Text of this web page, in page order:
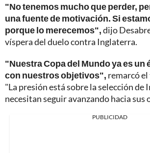
"No tenemos mucho que perder,
una fuente de motivación. Si
porque lo merecemos",dijo
víspera del duelo contra Inglaterra.
"Nuestra Copa del Mundo ya es un
con nuestros objetivos", remarcó
"La presión está sobre la selección de
necesitan seguir avanzando hacia sus
PUBLICIDAD